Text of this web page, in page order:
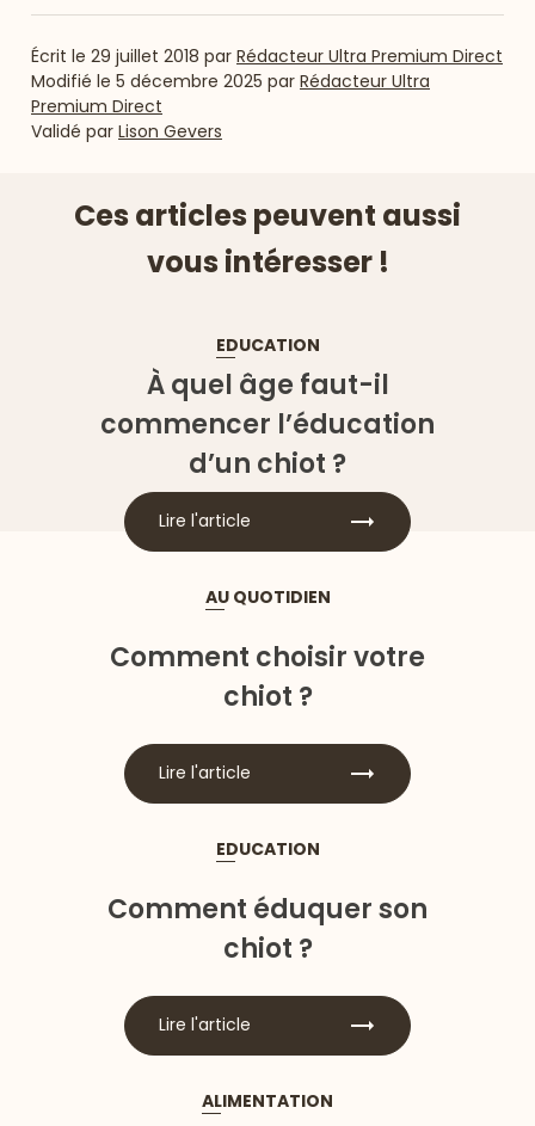
Écrit le 29 juillet 2018 par Rédacteur Ultra Premium Direct
Modifié le 5 décembre 2025 par Rédacteur Ultra
Premium Direct
Validé par Lison Gevers
Ces articles peuvent aussi
vous intéresser !
EDUCATION
À quel âge faut-il
commencer l’éducation
d’un chiot ?
Lire l'article
AU QUOTIDIEN
Comment choisir votre
chiot ?
Lire l'article
EDUCATION
Comment éduquer son
chiot ?
Lire l'article
ALIMENTATION